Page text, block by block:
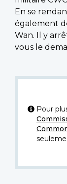
En se
également
Wan. Il y
vous le
Pour